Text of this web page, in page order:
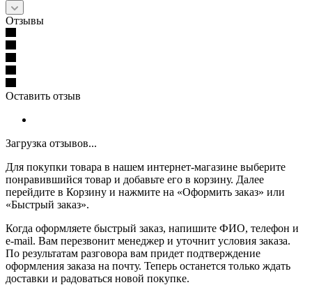
Отзывы
Оставить отзыв
Загрузка отзывов...
Для покупки товара в нашем интернет-магазине выберите
понравившийся товар и добавьте его в корзину. Далее
перейдите в Корзину и нажмите на «Оформить заказ» или
«Быстрый заказ».
Когда оформляете быстрый заказ, напишите ФИО, телефон и
e-mail. Вам перезвонит менеджер и уточнит условия заказа.
По результатам разговора вам придет подтверждение
оформления заказа на почту. Теперь останется только ждать
доставки и радоваться новой покупке.